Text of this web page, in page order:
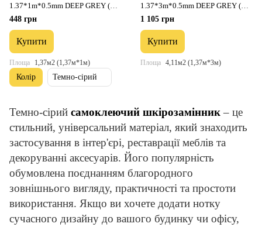
1.37*1m*0.5mm DEEP GREY (D)
SW-00001154
448 грн
Купити
Площа 1,37м2 (1,37м*1м)
1.37*3m*0.5mm DEEP GREY (D)
SW-00001340
1 105 грн
Купити
Площа 4,11м2 (1,37м*3м)
Темно-сірий самоклеючий шкірозамінник– це
стильний, універсальний матеріал, який знаходить
застосування в інтер'єрі, реставрації меблів та
декоруванні аксесуарів. Його популярність
обумовлена ​​поєднанням благородного
зовнішнього вигляду, практичності та простоти
використання. Якщо ви хочете додати нотку
сучасного дизайну до вашого будинку чи офісу,
Колір Темно-сірий